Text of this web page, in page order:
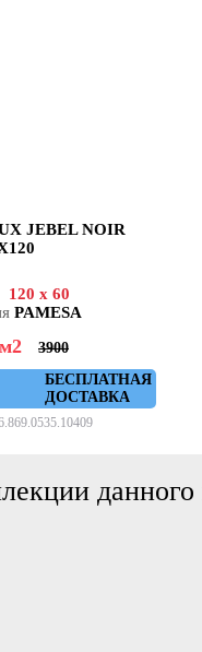
JEBEL NOIR
120 x 60
PAMESA
3900
БЕСПЛАТНАЯ
ДОСТАВКА
данного